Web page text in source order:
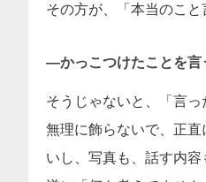
その方が、「本当のこと
―かっこつけたことを言
そうじゃないと、「言
無理に飾らないで、正
いし、写真も、話す内容